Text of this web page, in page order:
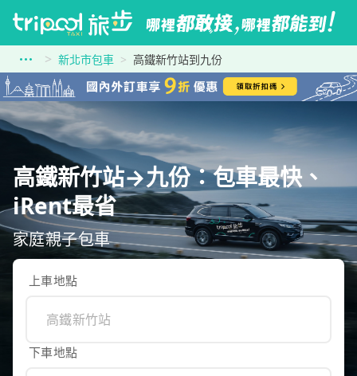
新北市包車 高鐵新竹站到九份
高鐵新竹站→九份：包車最快、
iRent最省
家庭親子包車
上車地點
下車地點